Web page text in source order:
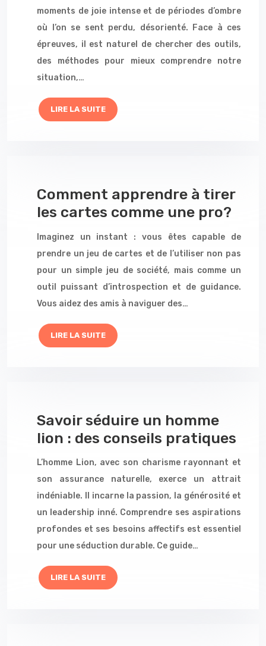
moments de joie intense et de périodes d’ombre
où l’on se sent perdu, désorienté. Face à ces
épreuves, il est naturel de chercher des outils,
des méthodes pour mieux comprendre notre
situation,…
LIRE LA SUITE
Comment apprendre à tirer
les cartes comme une pro?
Imaginez un instant : vous êtes capable de
prendre un jeu de cartes et de l’utiliser non pas
pour un simple jeu de société, mais comme un
outil puissant d’introspection et de guidance.
Vous aidez des amis à naviguer des…
LIRE LA SUITE
Savoir séduire un homme
lion : des conseils pratiques
L’homme Lion, avec son charisme rayonnant et
son assurance naturelle, exerce un attrait
indéniable. Il incarne la passion, la générosité et
un leadership inné. Comprendre ses aspirations
profondes et ses besoins affectifs est essentiel
pour une séduction durable. Ce guide…
LIRE LA SUITE